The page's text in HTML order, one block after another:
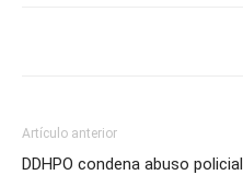
Artículo anterior
DDHPO condena abuso policial